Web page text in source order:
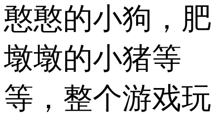
憨憨的小狗，肥
墩墩的小猪等
等，整个游戏玩